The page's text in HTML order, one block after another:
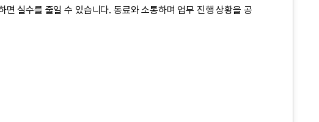
실수를 줄일 수 있습니다. 동료와 소통하며 업무 진행 상황을 공